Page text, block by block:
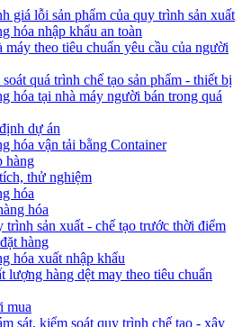
giá lỗi sản phẩm của quy trình sản xuất
hóa nhập khẩu an toàn
máy theo tiêu chuẩn yêu cầu của người
quá trình chế tạo sản phẩm - thiết bị
hóa tại nhà máy người bán trong quá
dự án
hóa vận tải bằng Container
hàng
thử nghiệm
hóa
hóa
trình sản xuất - chế tạo trước thời điểm
hàng
hóa xuất nhập khẩu
lượng hàng dệt may theo tiêu chuẩn
mua
sát, kiểm soát quy trình chế tạo - xây